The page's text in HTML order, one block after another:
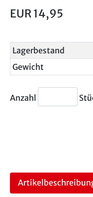
EUR 14,95
Lagerbestand
Gewicht
Anzahl